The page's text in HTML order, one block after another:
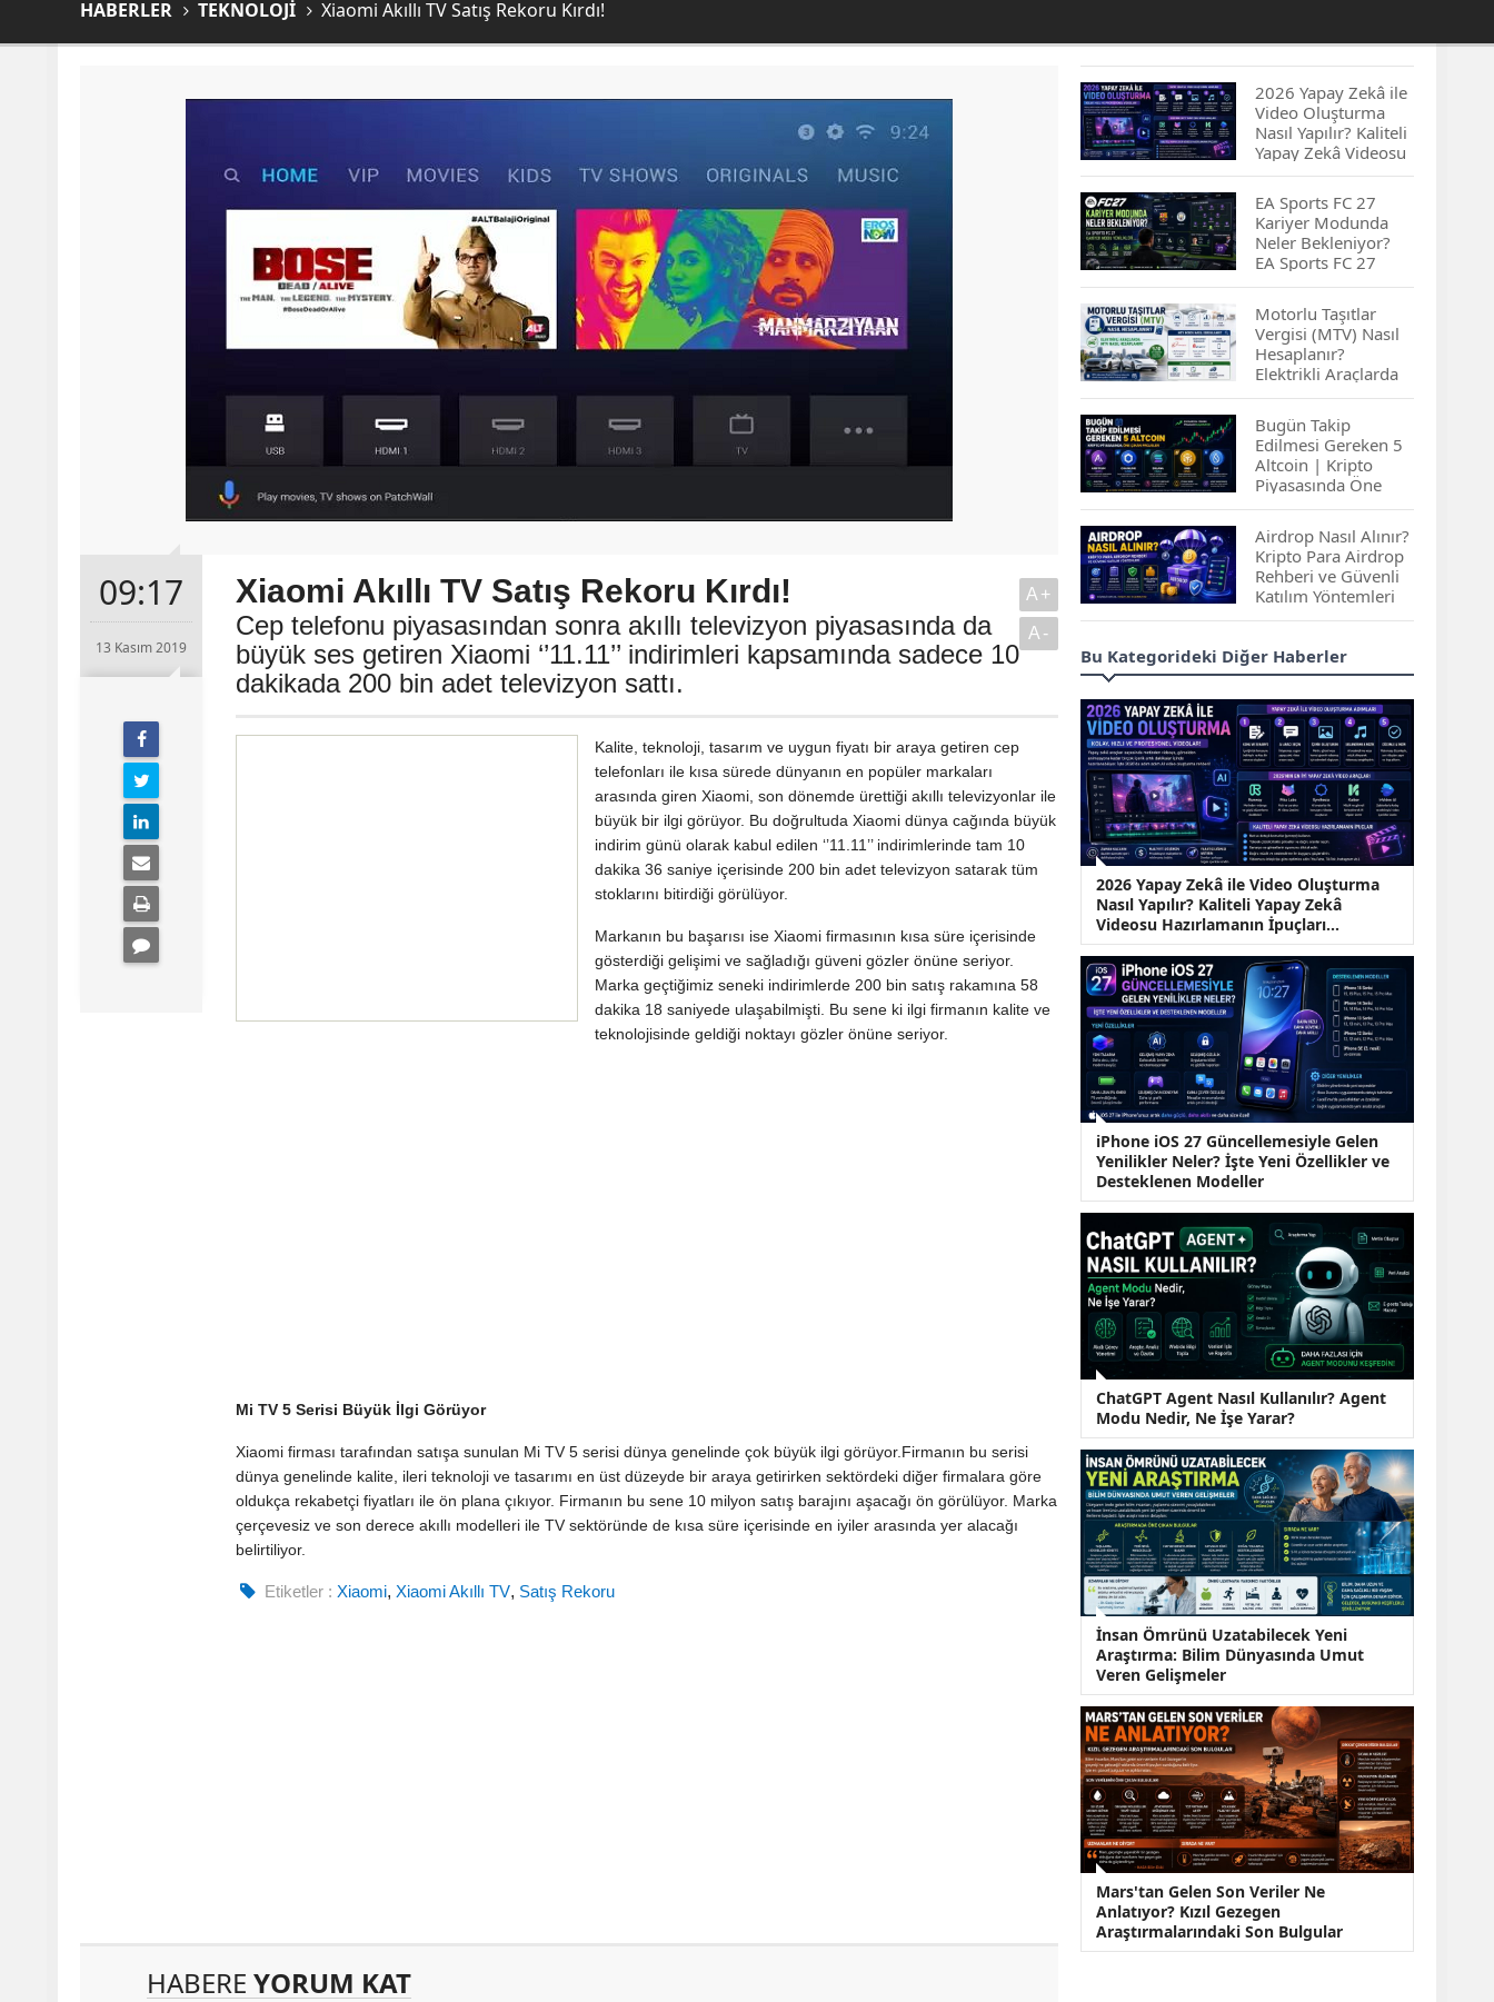
HABERLER TEKNOLOJİ Xiaomi Akıllı TV Satış Rekoru Kırdı!
09:17
13 Kasım 2019
Xiaomi Akıllı TV Satış Rekoru Kırdı!
Cep telefonu piyasasından sonra akıllı televizyon piyasasında da
büyük ses getiren Xiaomi ‘’11.11’’ indirimleri kapsamında sadece 10
dakikada 200 bin adet televizyon sattı.
A+
A-
Kalite, teknoloji, tasarım ve uygun fiyatı bir araya getiren cep
telefonları ile kısa sürede dünyanın en popüler markaları
arasında giren Xiaomi, son dönemde ürettiği akıllı televizyonlar ile
büyük bir ilgi görüyor. Bu doğrultuda Xiaomi dünya cağında büyük
indirim günü olarak kabul edilen ‘’11.11’’ indirimlerinde tam 10
dakika 36 saniye içerisinde 200 bin adet televizyon satarak tüm
stoklarını bitirdiği görülüyor.
Markanın bu başarısı ise Xiaomi firmasının kısa süre içerisinde
gösterdiği gelişimi ve sağladığı güveni gözler önüne seriyor.
Marka geçtiğimiz seneki indirimlerde 200 bin satış rakamına 58
dakika 18 saniyede ulaşabilmişti. Bu sene ki ilgi firmanın kalite ve
teknolojisinde geldiği noktayı gözler önüne seriyor.
Mi TV 5 Serisi Büyük İlgi Görüyor
Xiaomi firması tarafından satışa sunulan Mi TV 5 serisi dünya genelinde çok büyük ilgi görüyor.Firmanın bu serisi
dünya genelinde kalite, ileri teknoloji ve tasarımı en üst düzeyde bir araya getirirken sektördeki diğer firmalara göre
oldukça rekabetçi fiyatları ile ön plana çıkıyor. Firmanın bu sene 10 milyon satış barajını aşacağı ön görülüyor. Marka
çerçevesiz ve son derece akıllı modelleri ile TV sektöründe de kısa süre içerisinde en iyiler arasında yer alacağı
belirtiliyor.
Etiketler : Xiaomi,Xiaomi Akıllı TV, Satış Rekoru
HABERE YORUM KAT
2026 Yapay Zekâ ile
Video Oluşturma
Nasıl Yapılır? Kaliteli
Yapay Zekâ Videosu
Hazırlamanın
İpuçları...
EA Sports FC 27
Kariyer Modunda
Neler Bekleniyor?
EA Sports FC 27
Kariyer Modu
Yenilikleri…
Motorlu Taşıtlar
Vergisi (MTV) Nasıl
Hesaplanır?
Elektrikli Araçlarda
MTV Nasıl
Hesaplanır? MTV
Borcu Nasıl
Sorgulanır?
Bugün Takip
Edilmesi Gereken 5
Altcoin | Kripto
Piyasasında Öne
Çıkan Projeler
Airdrop Nasıl Alınır?
Kripto Para Airdrop
Rehberi ve Güvenli
Katılım Yöntemleri
Spot ve Vadeli İşlem
Arasındaki Farklar |
İçin Daha Uygun?
ABD-İran Anlaşması
Sonrası Altın Rekora
Koştu, Petrol
Fiyatları Sert Düştü
Temmuz 2026 Maaş
Zammı Netleşiyor!
Memur, Emekli ve
Sosyal Yardımlarda
Yeni Oranlar
KOSGEB’den
KOBİ’lere Dev
Finansman Hamlesi:
36 Ay Vadeli 30
Milyon TL Destek
Emekli Maaşlarında
Temmuz Hesabı:
Zam Oranı ve Taban
Aylık İçin Yeni
Senaryolar
Bu Kategorideki Diğer Haberler
2026 Yapay Zekâ ile Video Oluşturma
Nasıl Yapılır? Kaliteli Yapay Zekâ
Videosu Hazırlamanın İpuçları...
iPhone iOS 27 Güncellemesiyle Gelen
Yenilikler Neler? İşte Yeni Özellikler ve
Desteklenen Modeller
ChatGPT Agent Nasıl Kullanılır? Agent
Modu Nedir, Ne İşe Yarar?
İnsan Ömrünü Uzatabilecek Yeni
Araştırma: Bilim Dünyasında Umut
Veren Gelişmeler
Mars'tan Gelen Son Veriler Ne
Anlatıyor? Kızıl Gezegen
Araştırmalarındaki Son Bulgular